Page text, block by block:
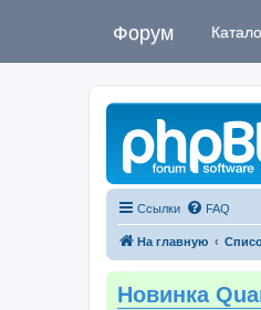
Форум
Ссылки FAQ
На главную
Новинка